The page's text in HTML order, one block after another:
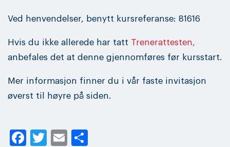
Ved henvendelser, benytt kursreferanse: 81616
Hvis du ikke allerede har tatt Trenerattesten,
anbefales det at denne gjennomføres før kursstart.
Mer informasjon finner du i vår faste invitasjon
øverst til høyre på siden.
Facebook
Twitter
Email